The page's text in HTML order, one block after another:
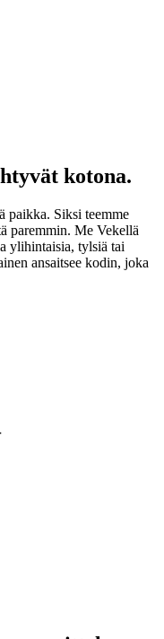
kotona.
paikka. Siksi teemme
paremmin. Me Vekellä
ylihintaisia, tylsiä tai
ansaitsee kodin, joka